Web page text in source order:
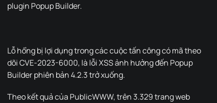
plugin Popup Builder.
Lỗ hổng bị lợi dụng trong các cuộc tấn công có mã theo
dõi CVE-2023-6000, là lỗi XSS ảnh hưởng đến Popup
Builder phiên bản 4.2.3 trở xuống.
Theo kết quả của PublicWWW, trên 3.329 trang web